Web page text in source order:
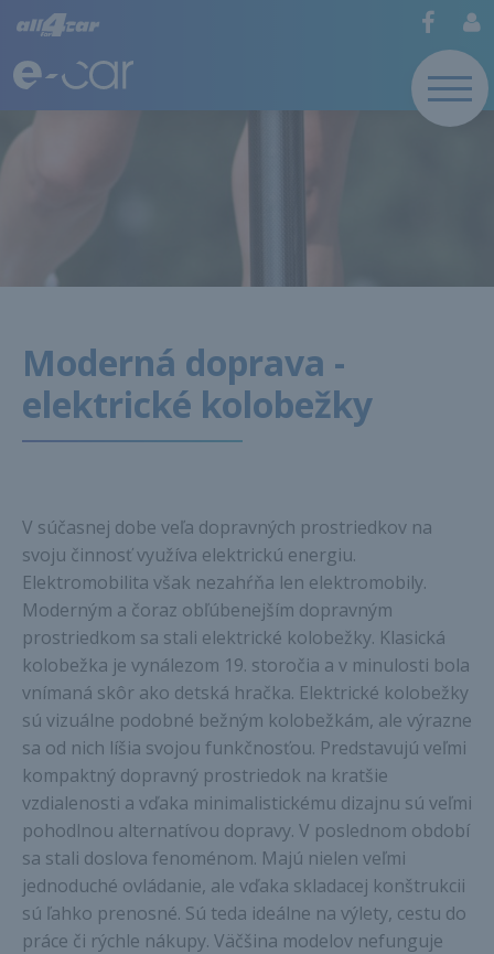
Moderná doprava -
elektrické kolobežky
V súčasnej dobe veľa dopravných prostriedkov na
svoju činnosť využíva elektrickú energiu.
Elektromobilita však nezahŕňa len elektromobily.
Moderným a čoraz obľúbenejším dopravným
prostriedkom sa stali elektrické kolobežky. Klasická
kolobežka je vynálezom 19. storočia a v minulosti bola
vnímaná skôr ako detská hračka. Elektrické kolobežky
sú vizuálne podobné bežným kolobežkám, ale výrazne
sa od nich líšia svojou funkčnosťou. Predstavujú veľmi
kompaktný dopravný prostriedok na kratšie
vzdialenosti a vďaka minimalistickému dizajnu sú veľmi
pohodlnou alternatívou dopravy. V poslednom období
sa stali doslova fenoménom. Majú nielen veľmi
jednoduché ovládanie, ale vďaka skladacej konštrukcii
sú ľahko prenosné. Sú teda ideálne na výlety, cestu do
práce či rýchle nákupy. Väčšina modelov nefunguje